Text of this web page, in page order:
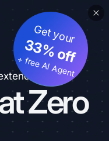
Zero
Get your
33% off
+ free AI Agent